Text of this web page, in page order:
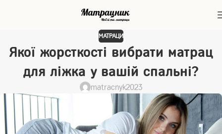
МАТРАЦИ
Якої жорсткості вибрати матрац
для ліжка у вашій спальні?
matracnyk2023